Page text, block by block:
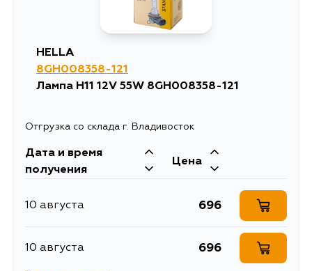
HELLA
8GH008358-121
Лампа H11 12V 55W 8GH008358-121
Отгрузка со склада г. Владивосток
Дата и время
получения
Цена
10 августа 696
10 августа 696